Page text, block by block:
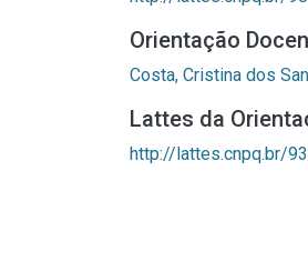
Orientação
Costa, Cristina dos
Lattes da
http://lattes.cnpq.br/